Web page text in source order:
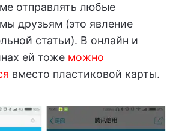
отправлять любые
друзьям (это явление
статьи). В онлайн и
ей тоже можно
вместо пластиковой карты.